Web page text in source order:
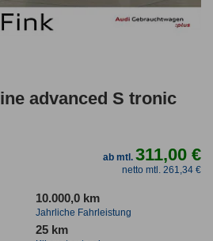
advanced S tronic
ab mtl.311,00 €
netto mtl. 261,34 €
10.000,0 km
Jahrliche Fahrleistung
25 km